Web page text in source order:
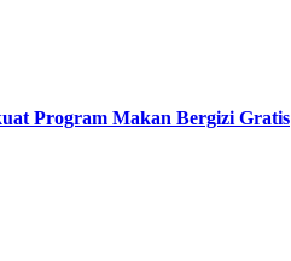
Program Makan Bergizi Gratis